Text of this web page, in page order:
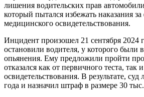
лишения водительских прав
который пытался избежать наказания за
медицинского освидетельствования.
Инцидент произошел 21 сентября 2024
остановили водителя, у которого были
опьянения. Ему предложили пройти
отказался как от первичного теста, так
освидетельствования. В результате,
года и назначил штраф в размере 30